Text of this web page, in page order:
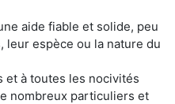
aide fiable et solide, peu
leur espèce ou la nature du
et à toutes les nocivités
nombreux particuliers et